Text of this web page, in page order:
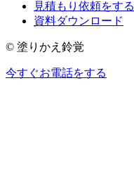
見積もり依頼をする
資料ダウンロード
© 塗りかえ鈴覚
今すぐお電話をする